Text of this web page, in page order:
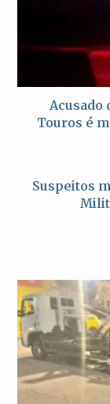
Acusado
Touros é
Suspeitos